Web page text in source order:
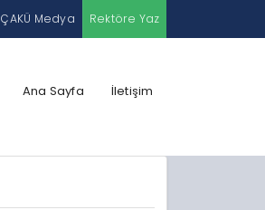
ÇAKÜ Medya Rektöre Yaz
Ana Sayfa İletişim